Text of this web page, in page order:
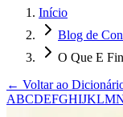
Início
Blog de
O Que E
← Voltar ao
ABCDEFGHIJKLM